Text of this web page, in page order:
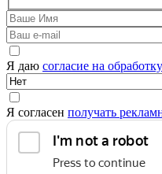
Я даю согласие на
Я согласен получать